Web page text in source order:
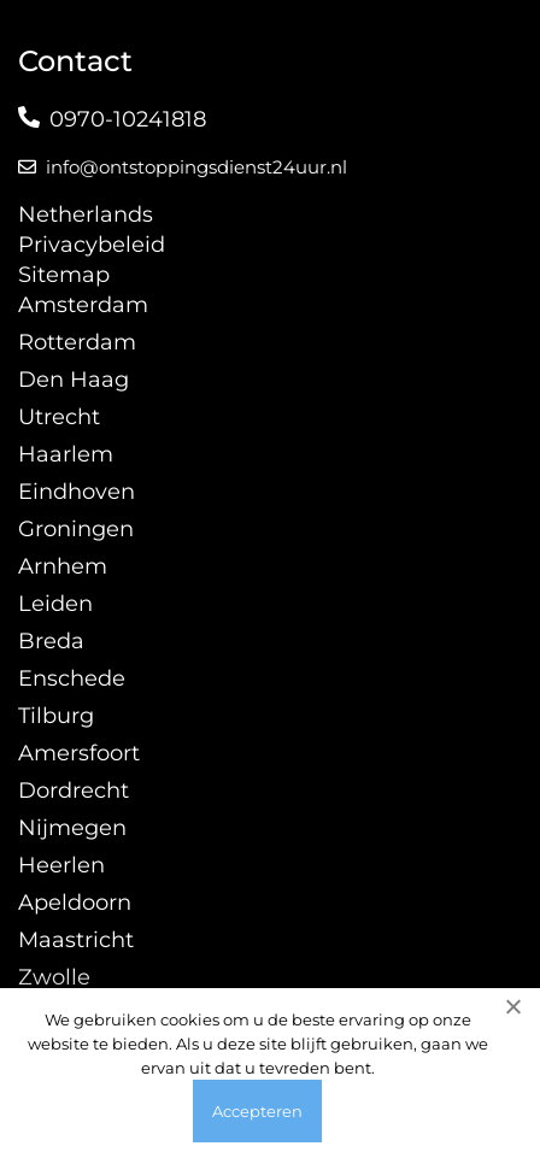
We gebruiken cookies om u de beste ervaring op onze
website te bieden. Als u deze site blijft gebruiken, gaan we
ervan uit dat u tevreden bent.
Accepteren
Contact
0970-10241818
info@ontstoppingsdienst24uur.nl
Netherlands
Privacybeleid
Sitemap
Amsterdam
Rotterdam
Den Haag
Utrecht
Haarlem
Eindhoven
Groningen
Arnhem
Leiden
Breda
Enschede
Tilburg
Amersfoort
Dordrecht
Nijmegen
Heerlen
Apeldoorn
Maastricht
Zwolle
Leeuwarden
Sittard